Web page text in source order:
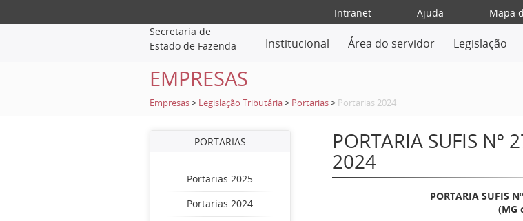
Intranet Ajuda Mapa
Secretaria de
Estado de Fazenda
Institucional Área do servidor Legislação
EMPRESAS
Empresas > Legislação Tributária > Portarias > Portarias 2024
PORTARIAS
Portarias 2025
Portarias 2024
PORTARIA SUFIS Nº
2024
PORTARIA SUFIS Nº
(MG